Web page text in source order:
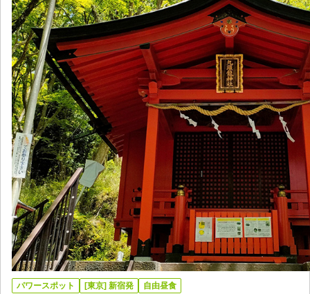
パワースポット [東京] 新宿発 自由昼食